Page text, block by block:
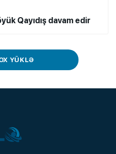
Qayıdış davam edir
YÜKLƏ